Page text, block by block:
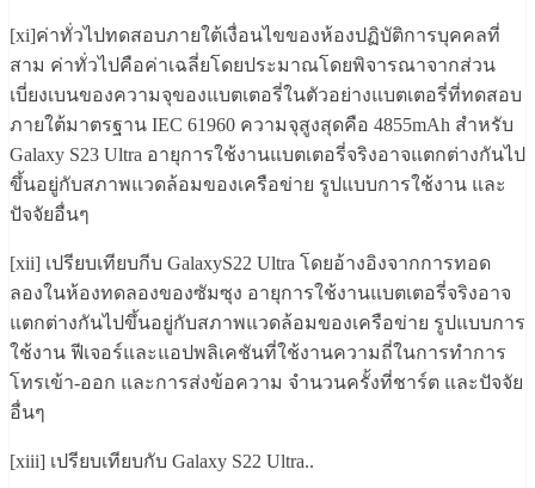
[xi]ค่าทั่วไปทดสอบภายใต้เงื่อนไขของห้องปฏิบัติการบุคคลที่
สาม ค่าทั่วไปคือค่าเฉลี่ยโดยประมาณโดยพิจารณาจากส่วน
เบี่ยงเบนของความจุของแบตเตอรี่ในตัวอย่างแบตเตอรี่ที่ทดสอบ
ภายใต้มาตรฐาน IEC 61960 ความจุสูงสุดคือ 4855mAh สำหรับ
Galaxy S23 Ultra อายุการใช้งานแบตเตอรี่จริงอาจแตกต่างกันไป
ขึ้นอยู่กับสภาพแวดล้อมของเครือข่าย รูปแบบการใช้งาน และ
ปัจจัยอื่นๆ
[xii] เปรียบเทียบกีบ GalaxyS22 Ultra โดยอ้างอิงจากการทอด
ลองในห้องทดลองของซัมซุง อายุการใช้งานแบตเตอรี่จริงอาจ
แตกต่างกันไปขึ้นอยู่กับสภาพแวดล้อมของเครือข่าย รูปแบบการ
ใช้งาน ฟีเจอร์และแอปพลิเคชันที่ใช้งานความถี่ในการทำการ
โทรเข้า-ออก และการส่งข้อความ จำนวนครั้งที่ชาร์ต และปัจจัย
อื่นๆ
[xiii] เปรียบเทียบกับ Galaxy S22 Ultra..